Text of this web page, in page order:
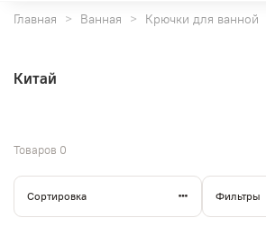
Главная Ванная Крючки для ванной
Китай
Товаров 0
Сортировка Фильтры